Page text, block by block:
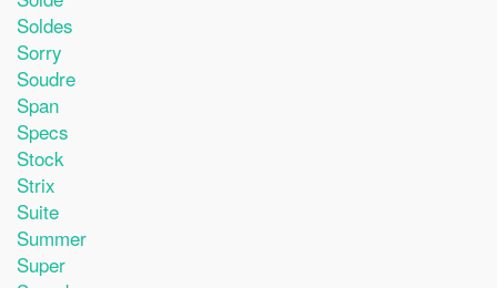
Soldes
Sorry
Soudre
Span
Specs
Stock
Strix
Suite
Summer
Super